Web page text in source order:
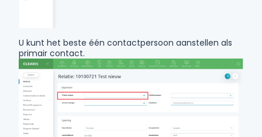
U kunt het beste één contactpersoon aanstellen als
primair contact.